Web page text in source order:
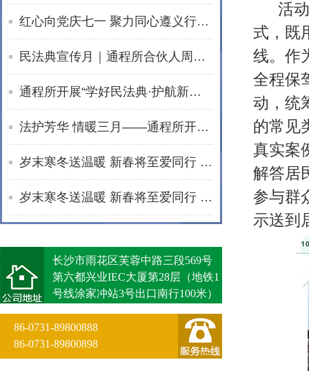
红心向党庆七一 聚力同心遵义行——湖南通程律师事务所党总支赴遵义开展红色教育活动
民法典宣传月｜通程所合伙人周波开展普法宣讲活动
通程所开展“学好民法典·护航新生活”普法进社区活动
法护芳华 情暖三月——通程所开展2026年“三八维权周”普法宣传活动纪实
岁末寒冬送温暖 新春将至爱同行 | 通程“小蓓蕾”公益项目2025年走访纪实
岁末寒冬送温暖 新春将至爱同行 | 通程“小蓓蕾”公益项目2025年走访纪实
长沙市雨花区芙蓉中路三段569号
第六都兴业IEC大厦第28层（地铁1
号线涂家冲站3号出口南行100米）
86-0731-89800888
86-0731-89800898
活
式，既
线。作
全程保
动，统
的常见
真实案
解答居
参与群
示送到